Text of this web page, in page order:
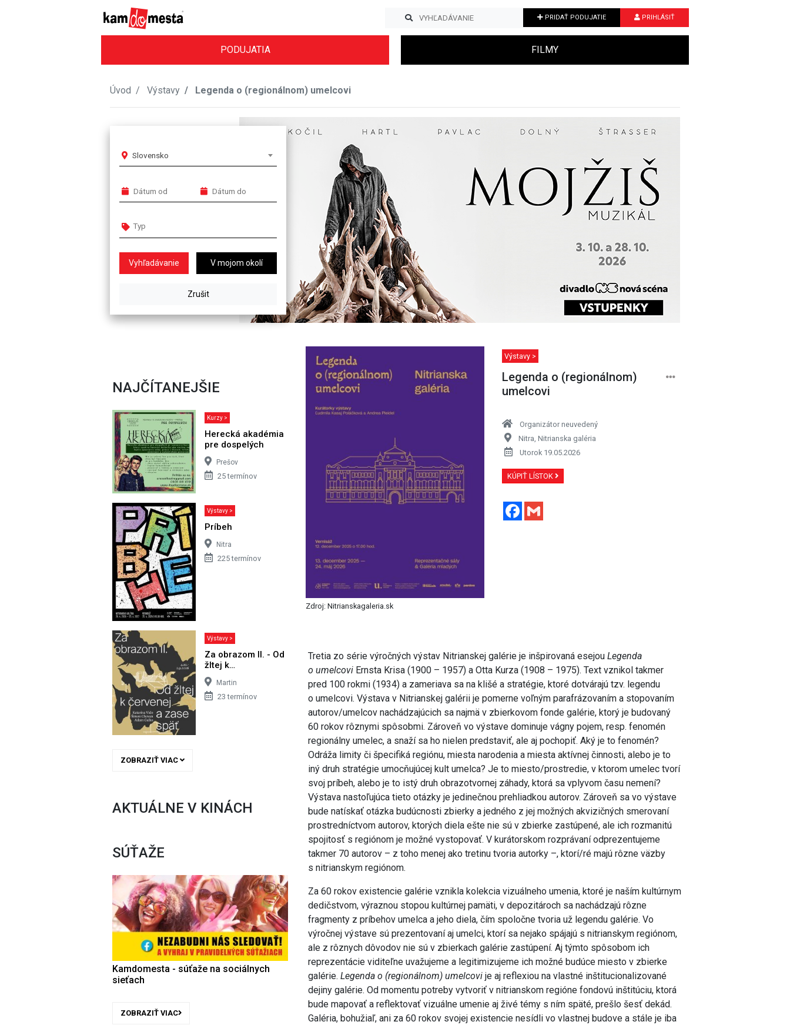
PRIDAŤ PODUJATIE PRIHLÁSIŤ
PODUJATIA FILMY
Úvod Výstavy Legenda o (regionálnom) umelcovi
Slovensko
V mojom okolí
NAJČÍTANEJŠIE
Kurzy >
Herecká akadémia
pre dospelých
Prešov
25 termínov
Výstavy >
Príbeh
Nitra
225 termínov
Výstavy >
Za obrazom II. - Od
žltej k…
Martin
23 termínov
ZOBRAZIŤ VIAC
AKTUÁLNE V KINÁCH
SÚŤAŽE
Kamdomesta - súťaže na sociálnych
sieťach
ZOBRAZIŤ VIAC
Zdroj: Nitrianskagaleria.sk
Výstavy >
Legenda o (regionálnom)
umelcovi
Organizátor neuvedený
Nitra, Nitrianska galéria
Utorok 19.05.2026
KÚPIŤ LÍSTOK
Facebook
Tretia zo série výročných výstav Nitrianskej galérie je inšpirovaná esejouLegenda
o umelcovi Ernsta Krisa (1900 – 1957) a Otta Kurza (1908 – 1975). Text vznikol takmer
pred 100 rokmi (1934) a zameriava sa na klišé a stratégie, ktoré dotvárajú tzv. legendu
o umelcovi. Výstava v Nitrianskej galérii je pomerne voľným parafrázovaním a stopovaním
autorov/umelcov nachádzajúcich sa najmä v zbierkovom fonde galérie, ktorý je budovaný
60 rokov rôznymi spôsobmi. Zároveň vo výstave dominuje vágny pojem, resp. fenomén
regionálny umelec, a snaží sa ho nielen predstaviť, ale aj pochopiť. Aký je to fenomén?
Odráža limity či špecifiká regiónu, miesta narodenia a miesta aktívnej činnosti, alebo je to
iný druh stratégie umocňujúcej kult umelca? Je to miesto/prostredie, v ktorom umelec tvorí
svoj príbeh, alebo je to istý druh obrazotvornej záhady, ktorá sa vplyvom času nemení?
Výstava nastoľujúca tieto otázky je jedinečnou prehliadkou autorov. Zároveň sa vo výstave
bude natískať otázka budúcnosti zbierky a jedného z jej možných akvizičných smerovaní
prostredníctvom autorov, ktorých diela ešte nie sú v zbierke zastúpené, ale ich rozmanitú
spojitosť s regiónom je možné vystopovať. V kurátorskom rozprávaní odprezentujeme
takmer 70 autorov – z toho menej ako tretinu tvoria autorky –, ktorí/ré majú rôzne väzby
s nitrianskym regiónom.
Za 60 rokov existencie galérie vznikla kolekcia vizuálneho umenia, ktoré je naším kultúrnym
dedičstvom, výraznou stopou kultúrnej pamäti, v depozitároch sa nachádzajú rôzne
fragmenty z príbehov umelca a jeho diela, čím spoločne tvoria už legendu galérie. Vo
výročnej výstave sú prezentovaní aj umelci, ktorí sa nejako spájajú s nitrianskym regiónom,
ale z rôznych dôvodov nie sú v zbierkach galérie zastúpení. Aj týmto spôsobom ich
reprezentácie viditeľne uvažujeme a legitimizujeme ich možné budúce miesto v zbierke
galérie.Legenda o (regionálnom) umelcovi je aj reflexiou na vlastné inštitucionalizované
dejiny galérie. Od momentu potreby vytvoriť v nitrianskom regióne fondovú inštitúciu, ktorá
bude mapovať a reflektovať vizuálne umenie aj živé témy s ním späté, prešlo šesť dekád.
Galéria, bohužiaľ, ani za 60 rokov svojej existencie nesídli vo vlastnej budove a stále je iba